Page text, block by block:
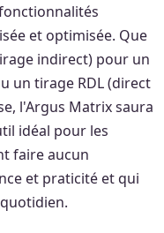
et optimisée. Que
indirect) pour un
un tirage RDL (direct
l'Argus Matrix saura
idéal pour les
faire aucun
et praticité et qui